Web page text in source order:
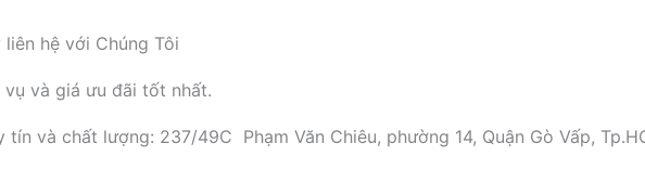
hệ với Chúng Tôi
và giá ưu đãi tốt nhất.
và chất lượng: 237/49C Phạm Văn Chiêu, phường 14, Quận Gò Vấp,